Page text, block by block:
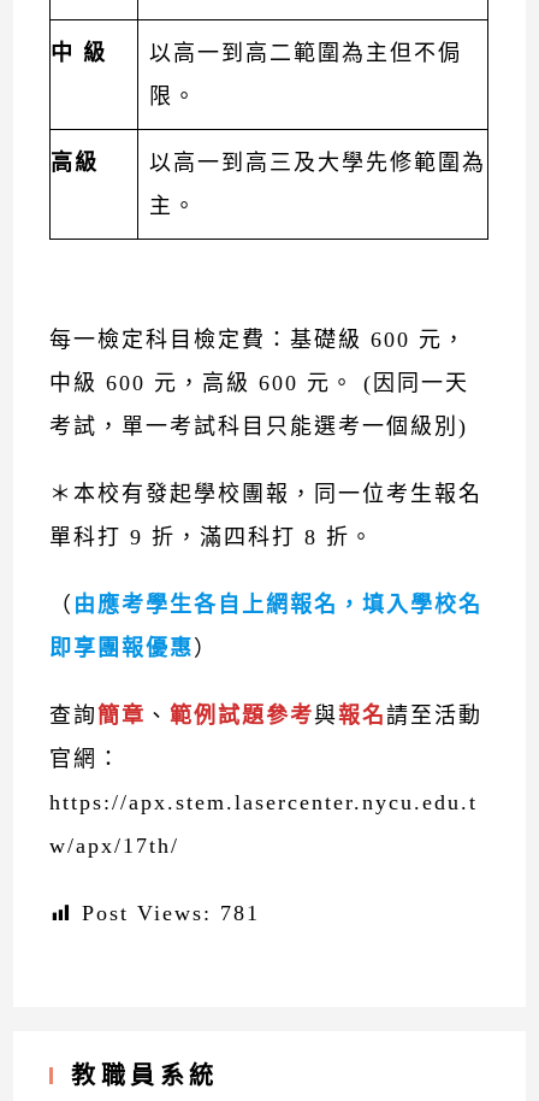
中 級
以高一到高二範圍為主但不侷
限。
高級
以高一到高三及大學先修範圍為
主。
每一檢定科目檢定費：基礎級 600 元，
中級 600 元，高級 600 元。 (因同一天
考試，單一考試科目只能選考一個級別)
＊本校有發起學校團報，同一位考生報名
單科打 9 折，滿四科打 8 折。
（ 由應考學生各自上網報名，填入學校名
即享團報優惠 ）
查詢簡章 、範例試題參考與報名請至活動
官網：
https://apx.stem.lasercenter.nycu.edu.t
w/apx/17th/
Post Views: 781
教職員系統